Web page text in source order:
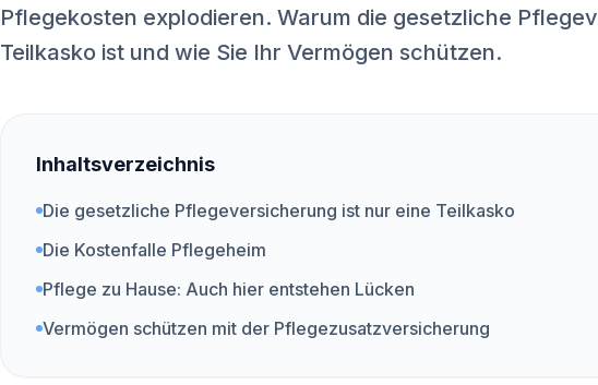
Pflegekosten explodieren. Warum die gesetzliche
Teilkasko ist und wie Sie Ihr Vermögen schützen.
Inhaltsverzeichnis
Die gesetzliche Pflegeversicherung ist nur eine Teilkasko
Die Kostenfalle Pflegeheim
Pflege zu Hause: Auch hier entstehen Lücken
Vermögen schützen mit der Pflegezusatzversicherung